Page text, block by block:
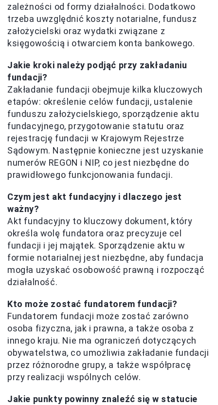
zależności od formy działalności. Dodatkowo
trzeba uwzględnić koszty notarialne, fundusz
założycielski oraz wydatki związane z
księgowością i otwarciem konta bankowego.
Jakie kroki należy podjąć przy zakładaniu
fundacji?
Zakładanie fundacji obejmuje kilka kluczowych
etapów: określenie celów fundacji, ustalenie
funduszu założycielskiego, sporządzenie aktu
fundacyjnego, przygotowanie statutu oraz
rejestrację fundacji w Krajowym Rejestrze
Sądowym. Następnie konieczne jest uzyskanie
numerów REGON i NIP, co jest niezbędne do
prawidłowego funkcjonowania fundacji.
Czym jest akt fundacyjny i dlaczego jest
ważny?
Akt fundacyjny to kluczowy dokument, który
określa wolę fundatora oraz precyzuje cel
fundacji i jej majątek. Sporządzenie aktu w
formie notarialnej jest niezbędne, aby fundacja
mogła uzyskać osobowość prawną i rozpocząć
działalność.
Kto może zostać fundatorem fundacji?
Fundatorem fundacji może zostać zarówno
osoba fizyczna, jak i prawna, a także osoba z
innego kraju. Nie ma ograniczeń dotyczących
obywatelstwa, co umożliwia zakładanie fundacji
przez różnorodne grupy, a także współpracę
przy realizacji wspólnych celów.
Jakie punkty powinny znaleźć się w statucie